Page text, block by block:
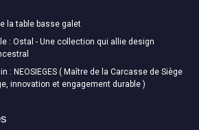
la table basse galet
: Ostal - Une collection qui allie design
: NEOSIEGES ( Maître de la Carcasse de Siège
innovation et engagement durable )